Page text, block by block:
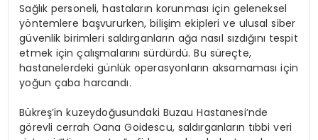
Sağlık personeli, hastaların korunması için geleneksel
yöntemlere başvururken, bilişim ekipleri ve ulusal siber
güvenlik birimleri saldırganların ağa nasıl sızdığını tespit
etmek için çalışmalarını sürdürdü. Bu süreçte,
hastanelerdeki günlük operasyonların aksamaması için
yoğun çaba harcandı.
Bükreş’in kuzeydoğusundaki Buzau Hastanesi’nde
görevli cerrah Oana Goidescu, saldırganların tıbbi veri